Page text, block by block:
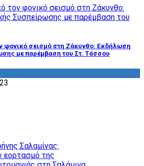
φονικό σεισμό στη Ζάκυνθο: Εκδήλωση
με παρέμβαση του Στ. Τάσσου